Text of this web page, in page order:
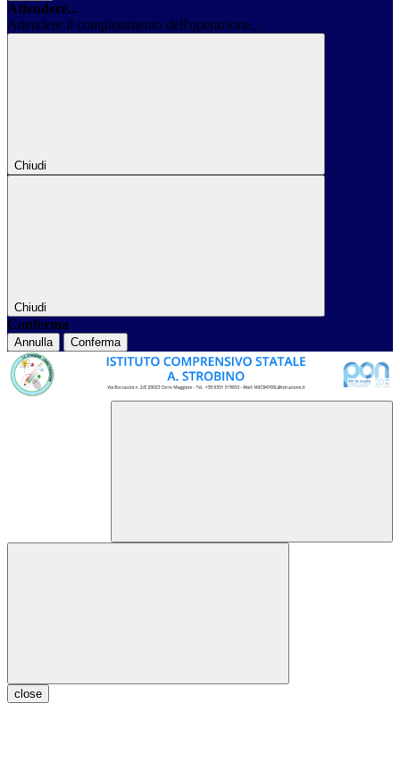
Attendere...
Attendere il completamento dell'operazione...
Chiudi
Chiudi
Conferma
Annulla Conferma
close